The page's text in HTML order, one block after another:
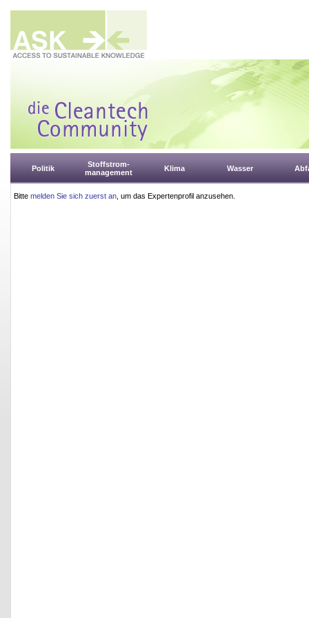
Politik
Stoffstrom-
management
Klima Wasser
Bitte melden Sie sich zuerst an , um das Expertenprofil anzusehen.